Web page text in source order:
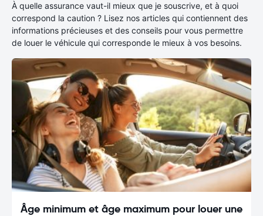
À quelle assurance vaut-il mieux que je souscrive, et à quoi
correspond la caution ? Lisez nos articles qui contiennent des
informations précieuses et des conseils pour vous permettre
de louer le véhicule qui corresponde le mieux à vos besoins.
Âge minimum et âge maximum pour louer une